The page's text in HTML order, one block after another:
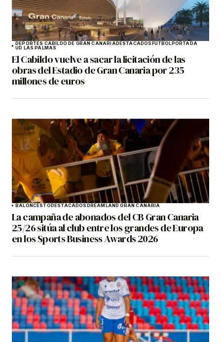
DEPORTES CABILDO DE GRAN CANARIADESTACADOSFÚTBOLPORTADA
UD LAS PALMAS
El Cabildo vuelve a sacar la licitación de las
obras del Estadio de Gran Canaria por 235
millones de euros
BALONCESTODESTACADOSDREAMLAND GRAN CANARIA
La campaña de abonados del CB Gran Canaria
25/26 sitúa al club entre los grandes de Europa
en los Sports Business Awards 2026